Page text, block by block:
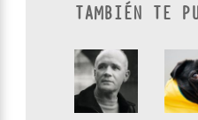
TAMBIÉN TE